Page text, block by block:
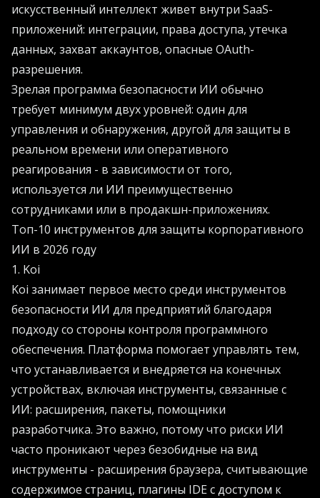
искусственный интеллект живет внутри SaaS-
приложений: интеграции, права доступа, утечка
данных, захват аккаунтов, опасные OAuth-
разрешения.
Зрелая программа безопасности ИИ обычно
требует минимум двух уровней: один для
управления и обнаружения, другой для защиты в
реальном времени или оперативного
реагирования - в зависимости от того,
используется ли ИИ преимущественно
сотрудниками или в продакшн-приложениях.
Топ-10 инструментов для защиты корпоративного
ИИ в 2026 году
1. Koi
Koi занимает первое место среди инструментов
безопасности ИИ для предприятий благодаря
подходу со стороны контроля программного
обеспечения. Платформа помогает управлять тем,
что устанавливается и внедряется на конечных
устройствах, включая инструменты, связанные с
ИИ: расширения, пакеты, помощники
разработчика. Это важно, потому что риски ИИ
часто проникают через безобидные на вид
инструменты - расширения браузера, считывающие
содержимое страниц, плагины IDE с доступом к